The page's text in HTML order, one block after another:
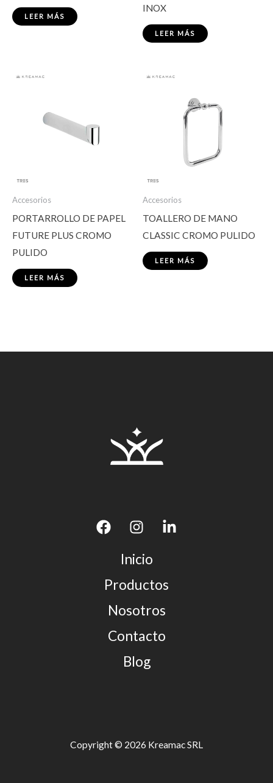
LEER MÁS
INOX
LEER MÁS
Accesorios
PORTARROLLO DE PAPEL
FUTURE PLUS CROMO
PULIDO
LEER MÁS
Accesorios
TOALLERO DE MANO
CLASSIC CROMO PULIDO
LEER MÁS
Inicio
Productos
Nosotros
Contacto
Blog
Copyright © 2026 Kreamac SRL